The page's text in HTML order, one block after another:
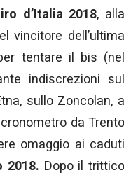
d’Italia 2018,
vincitore
tentare il bis
indiscrezioni
sullo Zoncolan, a
da Trento
omaggio ai caduti
2018. Dopo il